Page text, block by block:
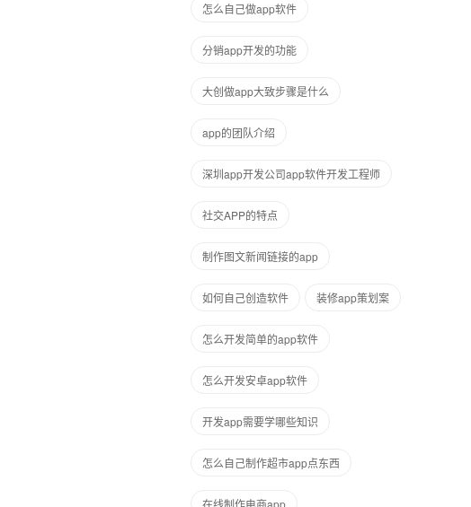
怎么自己做app软件
分销app开发的功能
大创做app大致步骤是什么
app的团队介绍
深圳app开发公司app软件开发工程师
社交APP的特点
制作图文新闻链接的app
如何自己创造软件 装修app策划案
怎么开发简单的app软件
怎么开发安卓app软件
开发app需要学哪些知识
怎么自己制作超市app点东西
在线制作电商app